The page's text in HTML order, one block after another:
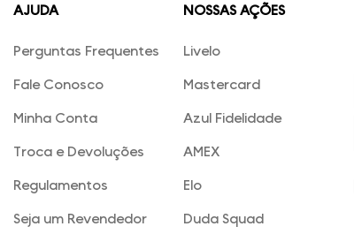
AJUDA
Perguntas Frequentes
Fale Conosco
Minha Conta
Troca e Devoluções
Regulamentos
Seja um Revendedor
NOSSAS AÇÕES
Livelo
Mastercard
Azul Fidelidade
AMEX
Elo
Duda Squad